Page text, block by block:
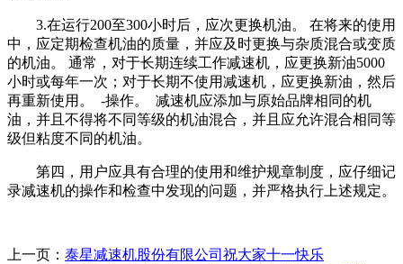
3.在运行200至300小时后，应次更换机油。 在将来的使用
中，应定期检查机油的质量，并应及时更换与杂质混合或变质
的机油。 通常，对于长期连续工作减速机，应更换新油5000
小时或每年一次；对于长期不使用减速机，应更换新油，然后
再重新使用。 -操作。 减速机应添加与原始品牌相同的机
油，并且不得将不同等级的机油混合，并且应允许混合相同等
级但粘度不同的机油。
第四，用户应具有合理的使用和维护规章制度，应仔细记
录减速机的操作和检查中发现的问题，并严格执行上述规定。
上一页： 泰星减速机股份有限公司祝大家十一快乐